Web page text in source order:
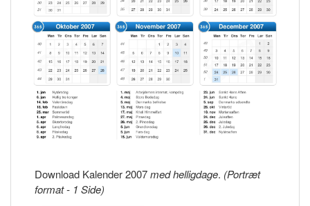
Download Kalender 2007med helligdage. (Portræt
format - 1 Side)